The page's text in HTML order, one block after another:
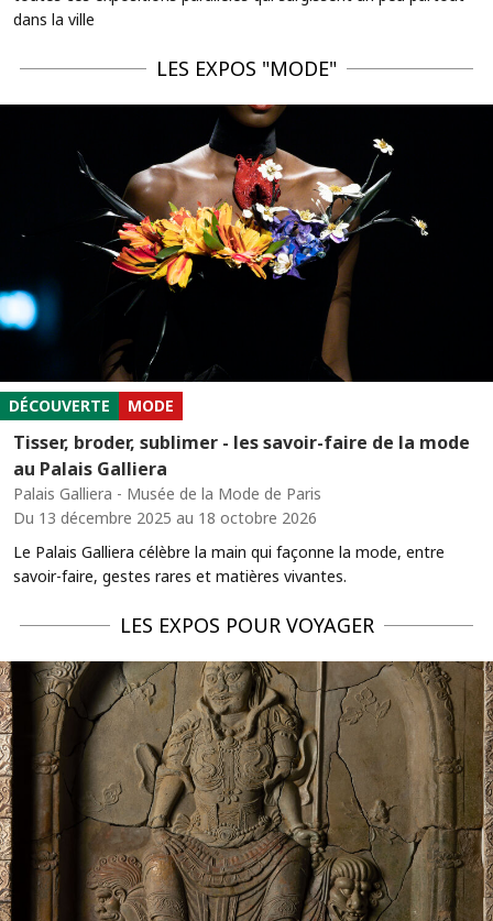
dans la ville
LES EXPOS "MODE"
DÉCOUVERTE MODE
Tisser, broder, sublimer - les savoir-faire de la mode
au Palais Galliera
Palais Galliera - Musée de la Mode de Paris
Du 13 décembre 2025 au 18 octobre 2026
Le Palais Galliera célèbre la main qui façonne la mode, entre
savoir-faire, gestes rares et matières vivantes.
LES EXPOS POUR VOYAGER